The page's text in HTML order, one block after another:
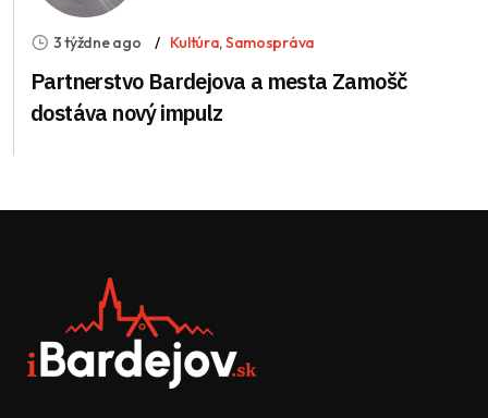
3 týždne ago Kultúra,Samospráva
Partnerstvo Bardejova a mesta Zamošč
dostáva nový impulz